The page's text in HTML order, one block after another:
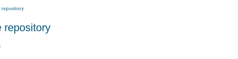
repository
repository